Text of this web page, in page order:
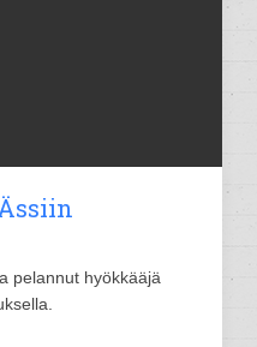
pelannut hyökkääjä